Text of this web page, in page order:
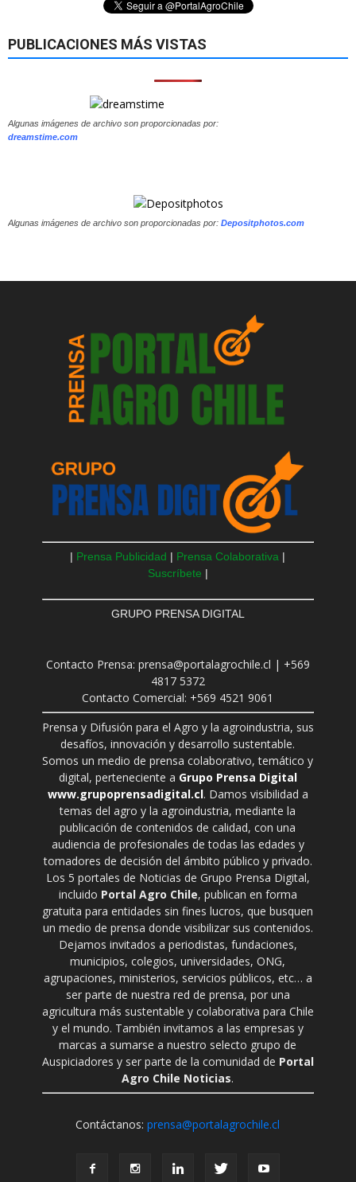
PUBLICACIONES MÁS VISTAS
Algunas imágenes de archivo son proporcionadas por:
dreamstime.com
Algunas imágenes de archivo son proporcionadas por: Depositphotos.com
| Prensa Publicidad | Prensa Colaborativa |
Suscríbete |
GRUPO PRENSA DIGITAL
Contacto Prensa: prensa@portalagrochile.cl | +569
4817 5372
Contacto Comercial: +569 4521 9061
Prensa y Difusión para el Agro y la agroindustria, sus
desafíos, innovación y desarrollo sustentable.
Somos un medio de prensa colaborativo, temático y
digital, perteneciente a Grupo Prensa Digital
www.grupoprensadigital.cl. Damos visibilidad a
temas del agro y la agroindustria, mediante la
publicación de contenidos de calidad, con una
audiencia de profesionales de todas las edades y
tomadores de decisión del ámbito público y privado.
Los 5 portales de Noticias de Grupo Prensa Digital,
incluido Portal Agro Chile, publican en forma
gratuita para entidades sin fines lucros, que busquen
un medio de prensa donde visibilizar sus contenidos.
Dejamos invitados a periodistas, fundaciones,
municipios, colegios, universidades, ONG,
agrupaciones, ministerios, servicios públicos, etc… a
ser parte de nuestra red de prensa, por una
agricultura más sustentable y colaborativa para Chile
y el mundo. También invitamos a las empresas y
marcas a sumarse a nuestro selecto grupo de
Auspiciadores y ser parte de la comunidad de Portal
Agro Chile Noticias.
Contáctanos:prensa@portalagrochile.cl